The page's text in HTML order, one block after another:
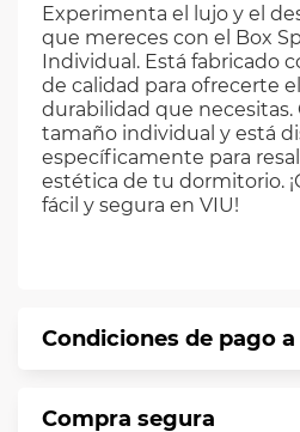
Experimenta el lujo y el
que mereces con el Box
Individual. Está fabricado
de calidad para ofrecerte
durabilidad que
tamaño individual y está
específicamente para
estética de tu dormitorio.
fácil y segura en VIU!
Condiciones de pago
puntualmente. Al finalizar
Compra segura